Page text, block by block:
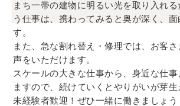
まち一帯の建物に明るい光を取り入れ
う仕事は、携わってみると奥が深く、
す。
また、急な割れ替え・修理では、お客
声をいただけます。
スケールの大きな仕事から、身近な仕
ますので、続けていくとやりがいが芽生
未経験者歓迎！ぜひ一緒に働きましょう